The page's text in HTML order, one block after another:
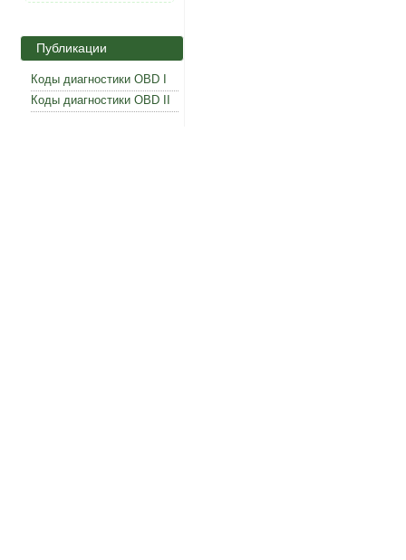
Публикации
Коды диагностики OBD I
Коды диагностики OBD II